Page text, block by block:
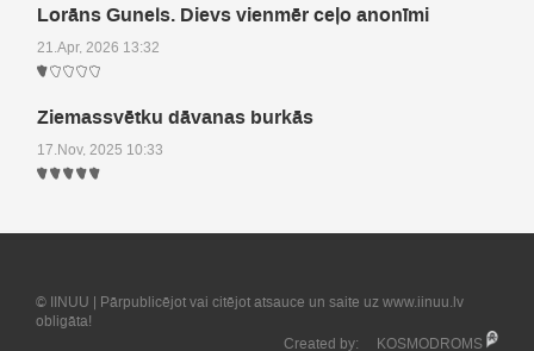
Lorāns Gunels. Dievs vienmēr ceļo anonīmi
21.Apr, 2026 13:32
Ziemassvētku dāvanas burkās
17.Nov, 2025 10:33
© IINUU | Pārpublicējot vai citējot atsauce un saite uz www.iinuu.lv
obligāta!
Created by:
KOSMODROMS